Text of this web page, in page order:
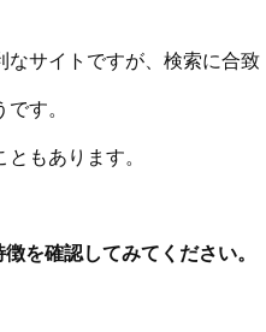
サイトですが、検索に合致
す。
もあります。
を確認してみてください。